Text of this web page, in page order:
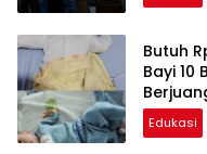
Butuh
Bayi 10
Edukasi